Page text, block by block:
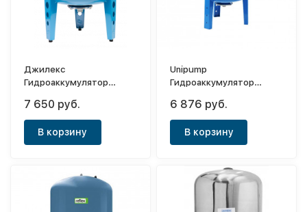
Джилекс
Гидроаккумулятор
(металлический
фланец) (Снят с
производства)
7 650 руб.
В корзину
Unipump
Гидроаккумулятор
(мембрана EPDM)
6 876 руб.
В корзину